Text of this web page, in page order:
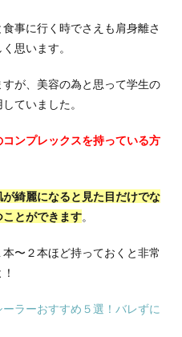
事に行く時でさえも肩身離さ
思います。
が、美容の為と思って学生の
ていました。
ンプレックスを持っている方
が綺麗になると見た目だけでな
ことができます。
〜２本ほど持っておくと非常
ーラーおすすめ５選！バレずに